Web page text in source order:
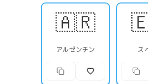
🇦🇷
アルゼンチン ス